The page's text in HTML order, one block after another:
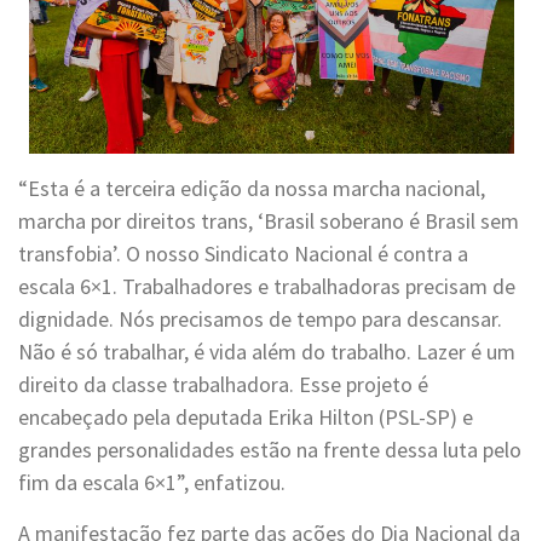
“Esta é a terceira edição da nossa marcha nacional,
marcha por direitos trans, ‘Brasil soberano é Brasil sem
transfobia’. O nosso Sindicato Nacional é contra a
escala 6×1. Trabalhadores e trabalhadoras precisam de
dignidade. Nós precisamos de tempo para descansar.
Não é só trabalhar, é vida além do trabalho. Lazer é um
direito da classe trabalhadora. Esse projeto é
encabeçado pela deputada Erika Hilton (PSL-SP) e
grandes personalidades estão na frente dessa luta pelo
fim da escala 6×1”, enfatizou.
A manifestação fez parte das ações do Dia Nacional da